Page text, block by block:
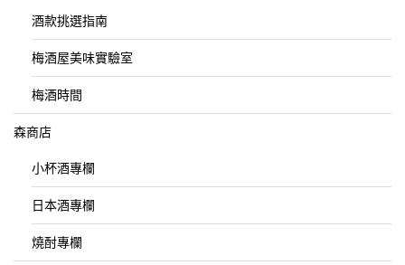
酒款挑選指南
梅酒屋美味實驗室
梅酒時間
森商店
小杯酒專欄
日本酒專欄
燒酎專欄